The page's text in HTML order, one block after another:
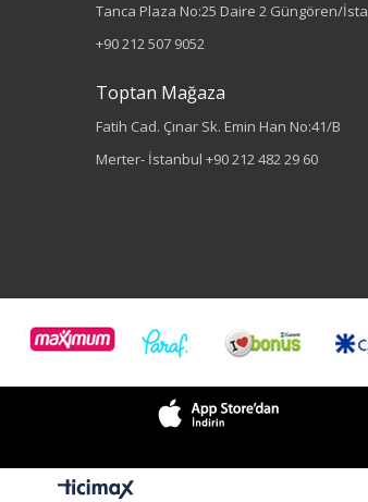
İlkbahar-Yaz
Yetişkin
Bel
Tanca Plaza No:25 Daire 2 Güngören/
+90 212 507 9052
Toptan Mağaza
Fatih Cad. Çınar Sk. Emin Han No:41/B
Merter- İstanbul +90 212 482 29 60